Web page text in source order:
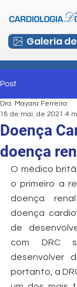
Galeria
Post
Doença
doença
Dra. Mayara Ferreira
18 de mai. de 2021 4
O médico
o primeiro a
doença
doença
de
com DRC
desenvolver
portanto, a